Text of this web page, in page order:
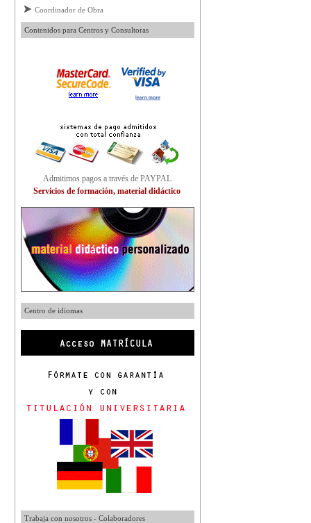
Coordinador de Obra
Contenidos para Centros y Consultoras
Admitimos pagos a través de PAYPAL
Servicios de formación, material didáctico
Centro de idiomas
Trabaja con nosotros - Colaboradores